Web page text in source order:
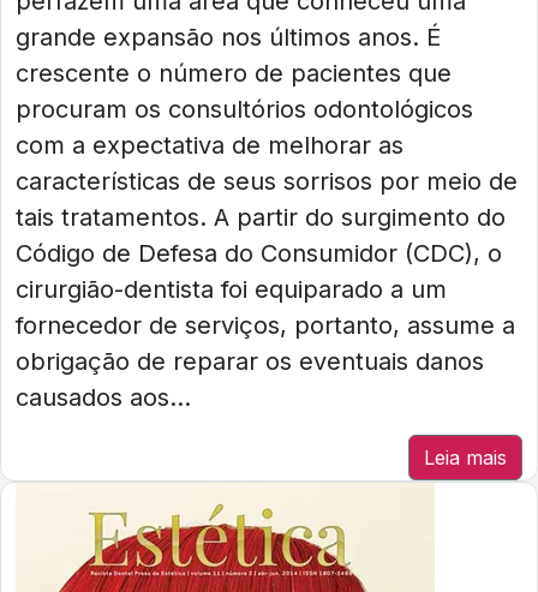
grande expansão nos últimos anos. É
crescente o número de pacientes que
procuram os consultórios odontológicos
com a expectativa de melhorar as
características de seus sorrisos por meio de
tais tratamentos. A partir do surgimento do
Código de Defesa do Consumidor (CDC), o
cirurgião-dentista foi equiparado a um
fornecedor de serviços, portanto, assume a
obrigação de reparar os eventuais danos
causados aos...
Leia mais